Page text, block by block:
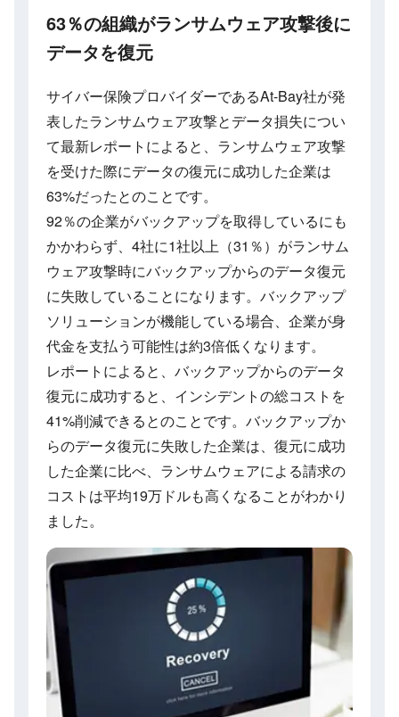
63％の組織がランサムウェア攻撃後に
データを復元
サイバー保険プロバイダーであるAt-Bay社が発
表したランサムウェア攻撃とデータ損失につい
て最新レポートによると、ランサムウェア攻撃
を受けた際にデータの復元に成功した企業は
63%だったとのことです。
92％の企業がバックアップを取得しているにも
かかわらず、4社に1社以上（31％）がランサム
ウェア攻撃時にバックアップからのデータ復元
に失敗していることになります。バックアップ
ソリューションが機能している場合、企業が身
代金を支払う可能性は約3倍低くなります。
レポートによると、バックアップからのデータ
復元に成功すると、インシデントの総コストを
41%削減できるとのことです。バックアップか
らのデータ復元に失敗した企業は、復元に成功
した企業に比べ、ランサムウェアによる請求の
コストは平均19万ドルも高くなることがわかり
ました。